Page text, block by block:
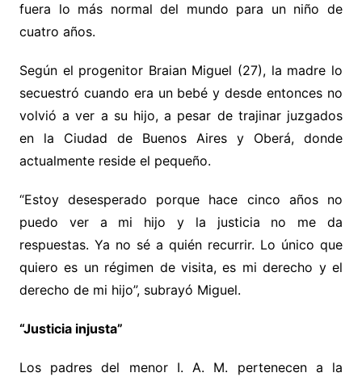
fuera lo más normal del mundo para un niño de
cuatro años.
Según el progenitor Braian Miguel (27), la madre lo
secuestró cuando era un bebé y desde entonces no
volvió a ver a su hijo, a pesar de trajinar juzgados
en la Ciudad de Buenos Aires y Oberá, donde
actualmente reside el pequeño.
“Estoy desesperado porque hace cinco años no
puedo ver a mi hijo y la justicia no me da
respuestas. Ya no sé a quién recurrir. Lo único que
quiero es un régimen de visita, es mi derecho y el
derecho de mi hijo”, subrayó Miguel.
“Justicia injusta”
Los padres del menor I. A. M. pertenecen a la